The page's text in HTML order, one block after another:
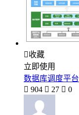
收藏
立即使用
数据库调度平台
 904  27  0